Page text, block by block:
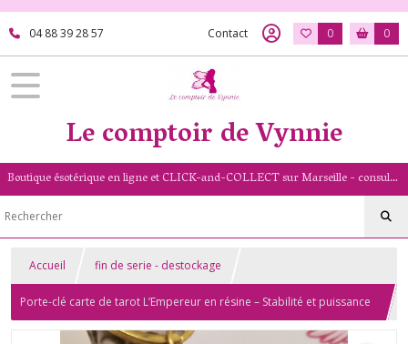
04 88 39 28 57 Contact 0 0
Le comptoir de Vynnie
Boutique ésotérique en ligne et CLICK-and-COLLECT sur Marseille - consultation de voyance par mail - livret numérologique (13/PACA)
Accueil fin de serie - destockage
Porte-clé carte de tarot L’Empereur en résine – Stabilité et puissance